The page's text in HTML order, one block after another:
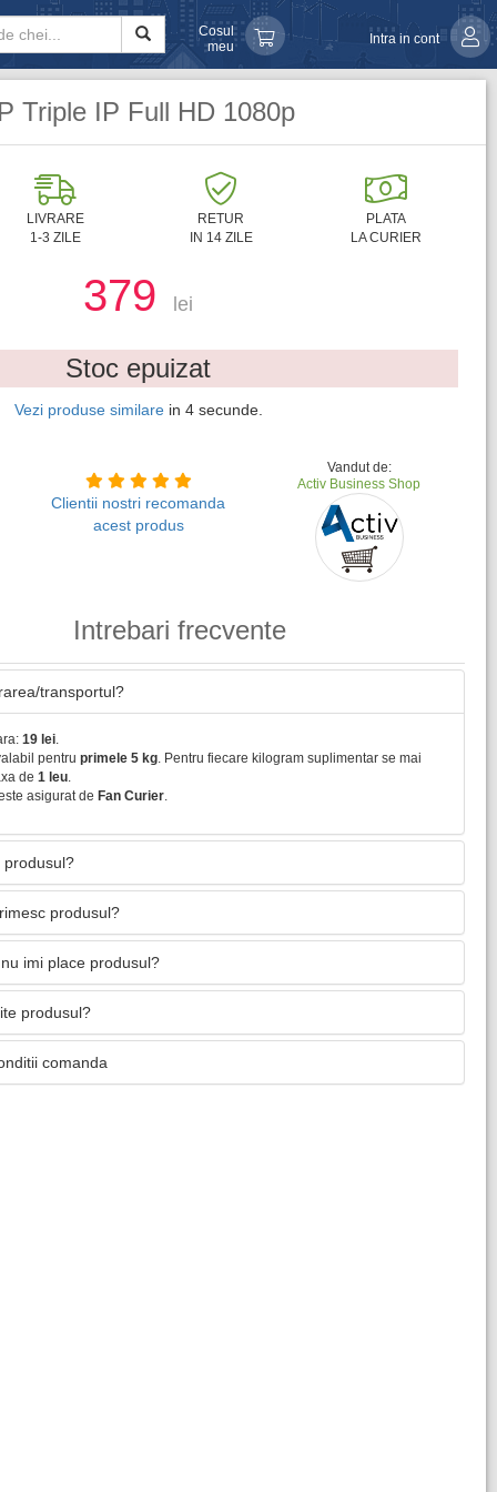
Cosul
meu
Intra in cont
Triple IP Full HD 1080p
LIVRARE
1-3 ZILE
RETUR
IN 14 ZILE
PLATA
LA CURIER
379 lei
Stoc epuizat
Vezi produse similare in 3secunde.
Clientii nostri recomanda
acest produs
Vandut de:
Activ Business Shop
Intrebari frecvente
transportul?
19 lei.
pentru primele 5 kg. Pentru fiecare kilogram suplimentar se mai
de 1 leu.
asigurat de Fan Curier.
produsul?
produsul?
imi place produsul?
produsul?
comanda